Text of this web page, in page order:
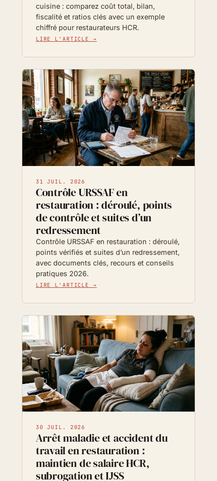
cuisine : comparez coût total, bilan,
fiscalité et ratios clés avec un exemple
chiffré pour restaurateurs HCR.
LIRE L'ARTICLE →
31 JUIL. 2026
Contrôle URSSAF en
restauration : déroulé, points
de contrôle et suites d’un
redressement
Contrôle URSSAF en restauration : déroulé,
points vérifiés et suites d’un redressement,
avec documents clés, recours et conseils
pratiques 2026.
LIRE L'ARTICLE →
30 JUIL. 2026
Arrêt maladie et accident du
travail en restauration :
maintien de salaire HCR,
subrogation et IJSS